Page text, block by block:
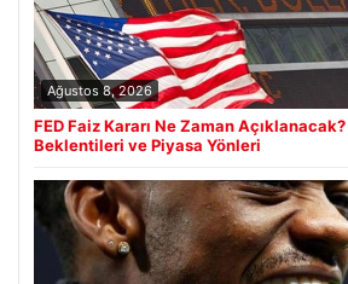
Ağustos 8, 2026
FED Faiz Kararı Ne Zaman Açıklanacak?
Beklentileri ve Piyasa Yönleri